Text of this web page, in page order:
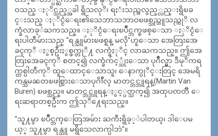
ဝသည္ ႏုိင္သည့္အခါ ရွိသလုိ၊ ရႈံးသည္အလွည့္လည္းရွိၿခ
င္းသည္ ႏုိင္ငံေရး၏သေဘာသဘာဝၿဖစ္သည္ဟူသည္ကုိ လ
က္ခံလာခ့ဲႀကသည္။ ႏုိင္ငံေရးၿပိဳင္ဘက္ၿဖစ္ေသာ ႏုိင္ငံေ
ရးပါတီမ်ားသည္ “ရန္သူမ်ားၿဖစ္ရန္ မလို”ဟူေသာ အေတြးအေ
ခၚကုိ ႏွစ္ဦးႏွစ္ဖက္တုိ႔ လက္ခံႏုိင္ လာႀကသည္။ ဤအေ
တြးအေခၚကုိ စတင္၍ လက္ခံက်င့္သုံးေသာ ပုဂိဳလ္မွာ ဒီမုိကရ
က္တစ္ပါတီကုိ ထူေထာင္ေသာသူ၊ ေနာက္ပုိင္းတြင္ အေမရိ
ကန္သမၼတၿဖစ္သြားေသာပုဂိၢဳလ္ မာတင္ဘင္ဘူရန္(Martin Van
Buren) ၿဖစ္သည္။ မာတင္ဘင္ဘူရန္ႏွင့္ပတ္သက္၍ အထုပၸတၱိ ေ
ရးဆရာတစ္ဦးက ဤသုိ႔ေရးသည္။
“သူ႔မွာ ၿပိဳင္ဘက္ေတြအမ်ား ႀကီးရွိခ့့ဲပါတယ္၊ ဒါေပမ
ယ့္ သူ႔မွာ ရန္သူ မရွိသေလာက္ပါဘဲ”။